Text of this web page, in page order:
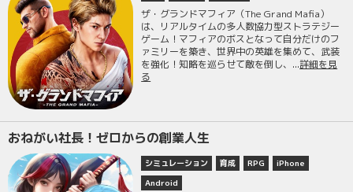
ザ・グランドマフィア（The Grand Mafia）
は、リアルタイムの多人数協力型ストラテジー
ゲーム！マフィアのボスとなって自分だけのフ
ァミリーを築き、世界中の英雄を集めて、武装
を強化！知略を巡らせて敵を倒し、...詳細を見
る
おねがい社長！ゼロからの創業人生
シミュレーション 育成 RPG
iPhone
Android